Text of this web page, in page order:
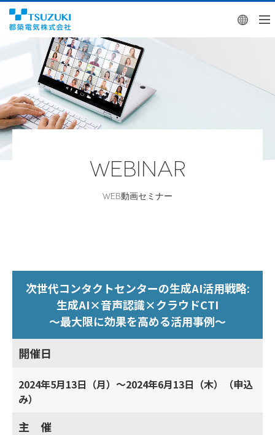
WEBINAR
WEB動画セミナー
次世代コンタクトセンターの生成AI活用戦略:
生成AI×音声認識×クラウドCTI
～最大限に効果を高める活用事例～
開催日
2024年5月13日（月）～2024年6月13日（木）（申込
み）
主 催